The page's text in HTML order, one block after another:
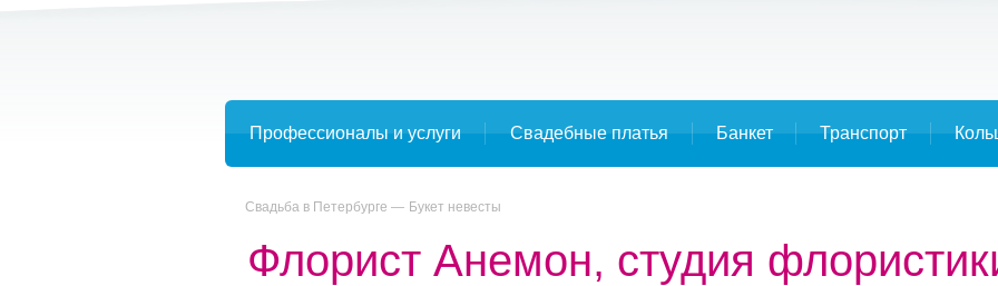
Профессионалы и услуги Свадебные платья Банкет Транспорт
Свадьба в Петербурге Букет невесты
Флорист Анемон, студия